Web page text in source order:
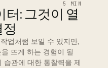
5 MIN
터: 그것이 열
업처럼 보일 수 있지만,
뜨게 하는 경험이 될
습관에 대한 통찰력을 제